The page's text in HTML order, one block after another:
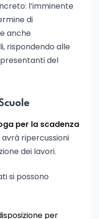
l’imminente
di
anche
rispondendo alle
del
per la scadenza
avrà ripercussioni
dei lavori.
si possono
per